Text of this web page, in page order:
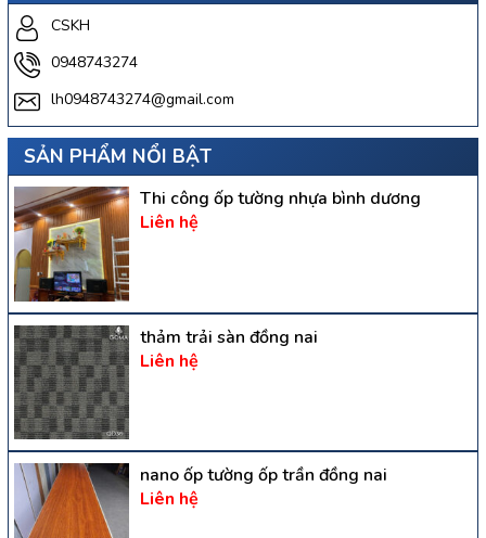
CSKH
0948743274
lh0948743274@gmail.com
SẢN PHẨM NỔI BẬT
Thi công ốp tường nhựa bình dương
Liên hệ
thảm trải sàn đồng nai
Liên hệ
nano ốp tường ốp trần đồng nai
Liên hệ